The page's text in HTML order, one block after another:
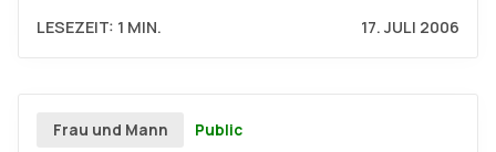
LESEZEIT: 1 MIN. 17. JULI 2006
Frau und Mann Public